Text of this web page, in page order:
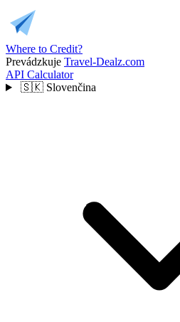
Where to Credit?
Prevádzkuje Travel-Dealz.com
API Calculator
🇸🇰 Slovenčina